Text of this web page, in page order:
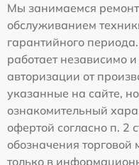
Мы занимаемся
обслуживанием
гарантийного
работает независимо
авторизации от
указанные на сайте,
ознакомительный
офертой согласно п. 2
обозначения
только в